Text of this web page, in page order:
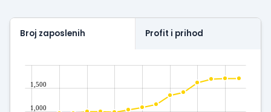
Broj zaposlenih Profit i prihod
1,000
1,500